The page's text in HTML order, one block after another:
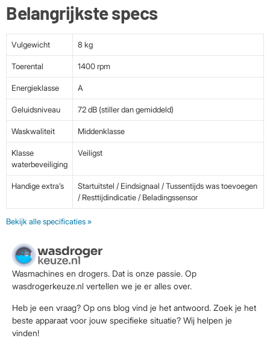
Belangrijkste specs
Vulgewicht 8 kg
Toerental 1400 rpm
Energieklasse A
Geluidsniveau 72 dB (stiller dan gemiddeld)
Waskwaliteit Middenklasse
Klasse
waterbeveiliging
Veiligst
Handige extra’s
Startuitstel / Eindsignaal / Tussentijds was toevoegen
/ Resttijdindicatie / Beladingssensor
Bekijk alle specificaties »
Wasmachines en drogers. Dat is onze passie. Op
wasdrogerkeuze.nl vertellen we je er alles over.
Heb je een vraag? Op ons blog vind je het antwoord. Zoek je het
beste apparaat voor jouw specifieke situatie? Wij helpen je
vinden!